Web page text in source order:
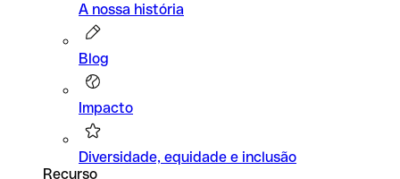
A nossa história
Blog
Impacto
Diversidade, equidade e inclusão
Recurso